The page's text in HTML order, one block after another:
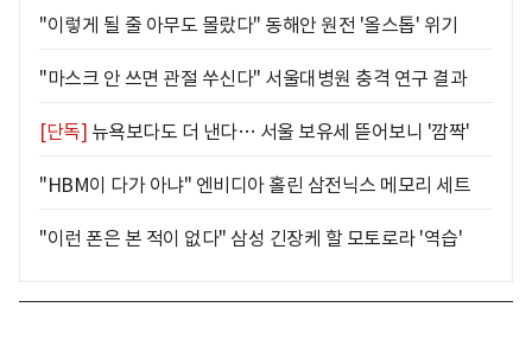
"이렇게 될 줄 아무도 몰랐다" 동해안 원전 '올스톱' 위기
"마스크 안 쓰면 관절 쑤신다" 서울대병원 충격 연구 결과
[단독] 뉴욕보다도 더 낸다… 서울 보유세 뜯어보니 '깜짝'
"HBM이 다가 아냐" 엔비디아 홀린 삼전닉스 메모리 세트
"이런 폰은 본 적이 없다" 삼성 긴장케 할 모토로라 '역습'